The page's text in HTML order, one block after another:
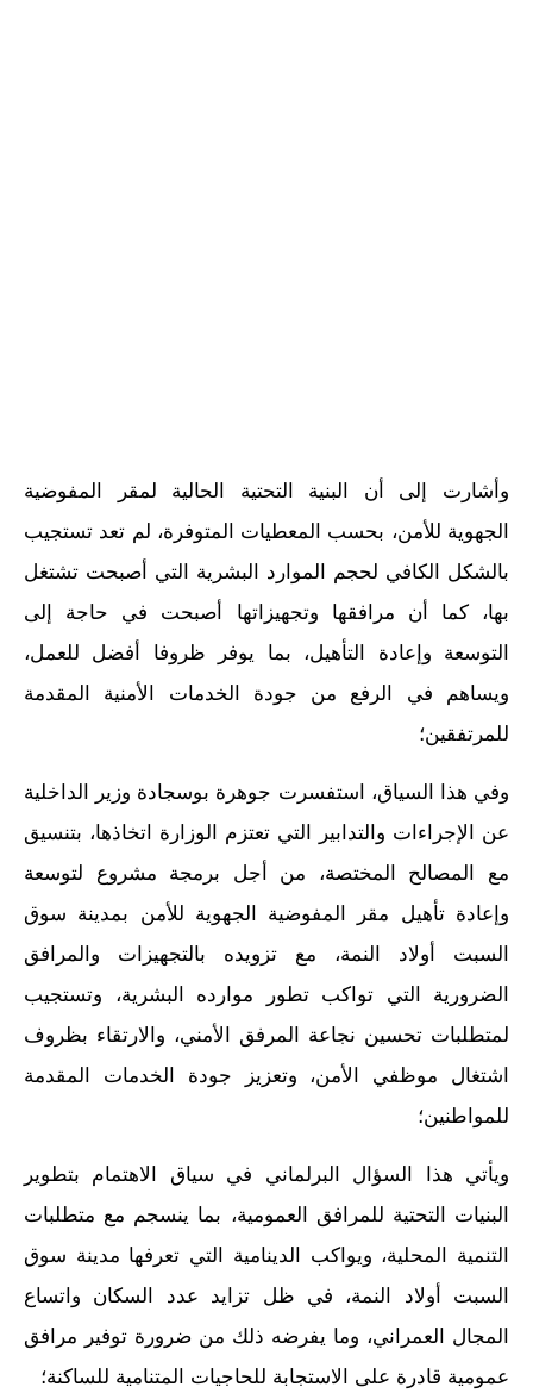
وأشارت إلى أن البنية التحتية الحالية لمقر المفوضية
الجهوية للأمن، بحسب المعطيات المتوفرة، لم تعد تستجيب
بالشكل الكافي لحجم الموارد البشرية التي أصبحت تشتغل
بها، كما أن مرافقها وتجهيزاتها أصبحت في حاجة إلى
التوسعة وإعادة التأهيل، بما يوفر ظروفا أفضل للعمل،
ويساهم في الرفع من جودة الخدمات الأمنية المقدمة
للمرتفقين؛
وفي هذا السياق، استفسرت جوهرة بوسجادة وزير الداخلية
عن الإجراءات والتدابير التي تعتزم الوزارة اتخاذها، بتنسيق
مع المصالح المختصة، من أجل برمجة مشروع لتوسعة
وإعادة تأهيل مقر المفوضية الجهوية للأمن بمدينة سوق
السبت أولاد النمة، مع تزويده بالتجهيزات والمرافق
الضرورية التي تواكب تطور موارده البشرية، وتستجيب
لمتطلبات تحسين نجاعة المرفق الأمني، والارتقاء بظروف
اشتغال موظفي الأمن، وتعزيز جودة الخدمات المقدمة
للمواطنين؛
ويأتي هذا السؤال البرلماني في سياق الاهتمام بتطوير
البنيات التحتية للمرافق العمومية، بما ينسجم مع متطلبات
التنمية المحلية، ويواكب الدينامية التي تعرفها مدينة سوق
السبت أولاد النمة، في ظل تزايد عدد السكان واتساع
المجال العمراني، وما يفرضه ذلك من ضرورة توفير مرافق
عمومية قادرة على الاستجابة للحاجيات المتنامية للساكنة؛